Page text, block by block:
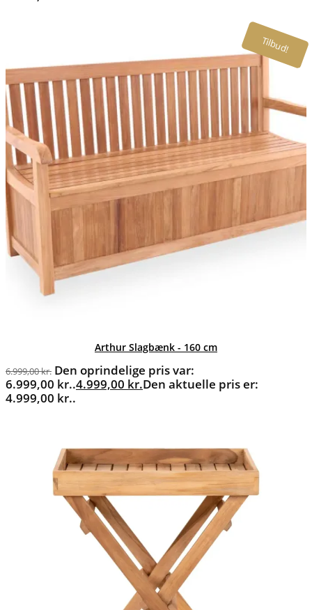
Tilbud!
Arthur Slagbænk - 160 cm
6.999,00kr. Den oprindelige pris var:
6.999,00 kr..4.999,00 kr.Den aktuelle pris er:
4.999,00 kr..